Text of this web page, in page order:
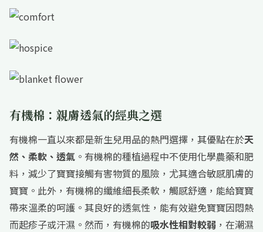
有機棉：親膚透氣的經典之選
有機棉一直以來都是新生兒用品的熱門選擇，其優點在於天
然、柔軟、透氣 。有機棉的種植過程中不使用化學農藥和肥
料，減少了寶寶接觸有害物質的風險，尤其適合敏感肌膚的
寶寶。此外，有機棉的纖維細長柔軟，觸感舒適，能給寶寶
帶來溫柔的呵護。其良好的透氣性，能有效避免寶寶因悶熱
而起疹子或汗濕。然而，有機棉的吸水性相對較弱 ，在潮濕